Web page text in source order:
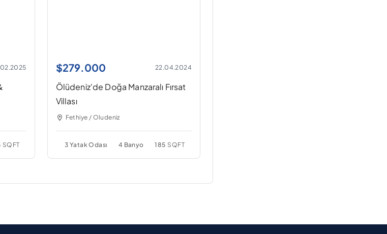
SQFT
$279.000 22.04.2024
Ölüdeniz'de Doğa Manzaralı Fırsat
Villası
Fethiye / Oludeniz
3 Yatak Odası 4 Banyo 185 SQFT